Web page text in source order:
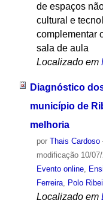
de espaços
cultural e
complementar
sala de aula
Localizado em
Diagnóstico
município de
melhoria
por Thais Cardoso
modificação10/07/
Evento online,
Ferreira, Polo
Localizado em